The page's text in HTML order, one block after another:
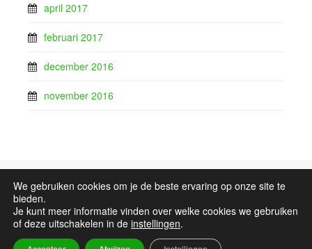
april 2017
februari 2017
december 2016
november 2016
Sitemap
We gebruiken cookies om je de beste ervaring op onze site te
bieden.
Je kunt meer informatie vinden over welke cookies we gebruiken
of deze uitschakelen in de instellingen.